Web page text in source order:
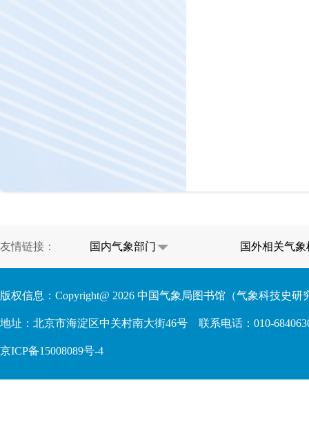
友情链接： 国内气象部门 国外相关气象
版权信息：Copyright@ 2026 中国气象局图书馆（气象科技史研
地址：北京市海淀区中关村南大街46号 联系电话：010-
京ICP备15008089号-4